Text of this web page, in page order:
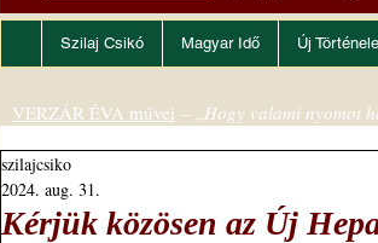
Szilaj Csikó Magyar Idő Új
Kérjük közösen az Új
szilajcsiko
2024. aug. 31.
VERZÁR ÉVA művei – „Hogy valami nyomot